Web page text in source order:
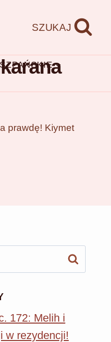
SZUKAJ
prawdę! Kiymet
172: Melih i
w rezydencji!